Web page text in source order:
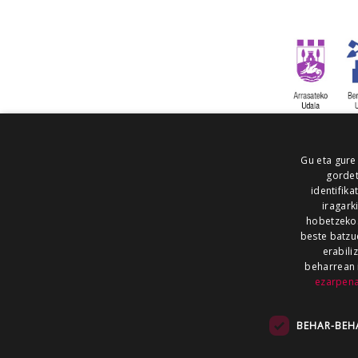
ALEA
NOAUA
Gu eta
hobetzeko.
beste
beharrean
BEHAR-